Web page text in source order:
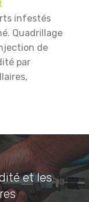
infestés
Quadrillage
de
par
et les